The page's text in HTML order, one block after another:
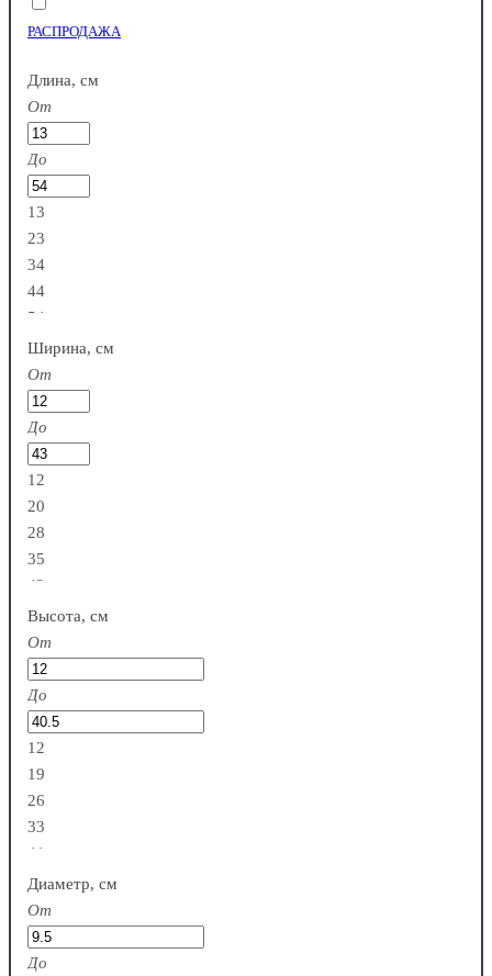
РАСПРОДАЖА
Длина, см
От
До
13
23
34
44
54
Ширина, см
От
До
12
20
28
35
43
Высота, см
От
До
12
19
26
33
41
Диаметр, см
От
До